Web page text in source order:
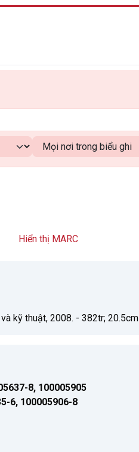
Hiển thị MARC
kỹ thuật, 2008. - 382tr; 20.5cm
8, 100005905
6, 100005906-8